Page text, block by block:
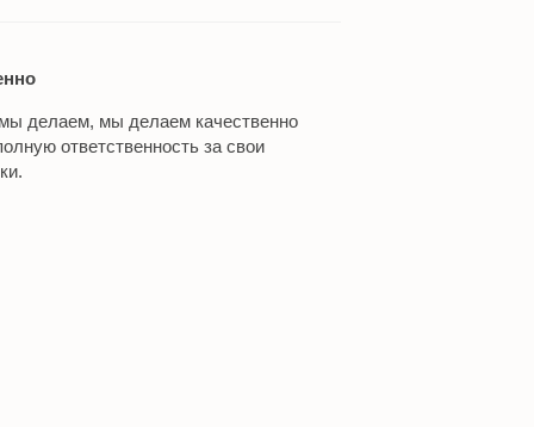
делаем, мы делаем качественно
ответственность за свои